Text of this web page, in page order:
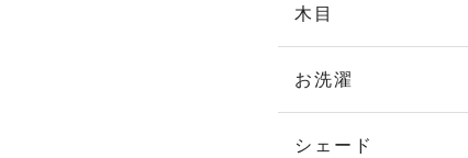
木目
お洗濯
シェード